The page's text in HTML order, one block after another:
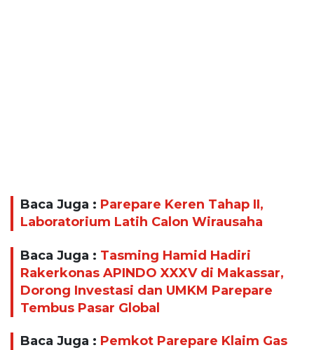
Baca Juga : Parepare Keren Tahap II,
Laboratorium Latih Calon Wirausaha
Baca Juga : Tasming Hamid Hadiri
Rakerkonas APINDO XXXV di Makassar,
Dorong Investasi dan UMKM Parepare
Tembus Pasar Global
Baca Juga : Pemkot Parepare Klaim Gas